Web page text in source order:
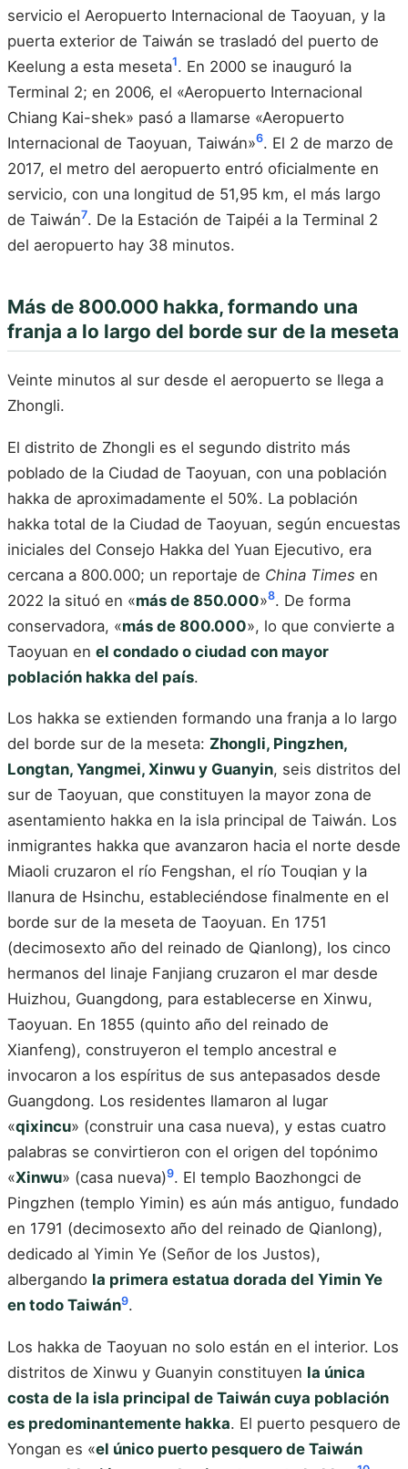
servicio el Aeropuerto Internacional de Taoyuan, y la
puerta exterior de Taiwán se trasladó del puerto de
Keelung a esta meseta1. En 2000 se inauguró la
Terminal 2; en 2006, el «Aeropuerto Internacional
Chiang Kai-shek» pasó a llamarse «Aeropuerto
Internacional de Taoyuan, Taiwán»6. El 2 de marzo de
2017, el metro del aeropuerto entró oficialmente en
servicio, con una longitud de 51,95 km, el más largo
de Taiwán7. De la Estación de Taipéi a la Terminal 2
del aeropuerto hay 38 minutos.
Más de 800.000 hakka, formando una
franja a lo largo del borde sur de la meseta
Veinte minutos al sur desde el aeropuerto se llega a
Zhongli.
El distrito de Zhongli es el segundo distrito más
poblado de la Ciudad de Taoyuan, con una población
hakka de aproximadamente el 50%. La población
hakka total de la Ciudad de Taoyuan, según encuestas
iniciales del Consejo Hakka del Yuan Ejecutivo, era
cercana a 800.000; un reportaje de China Times en
2022 la situó en «más de 850.000»8. De forma
conservadora, «más de 800.000», lo que convierte a
Taoyuan en el condado o ciudad con mayor
población hakka del país.
Los hakka se extienden formando una franja a lo largo
del borde sur de la meseta: Zhongli, Pingzhen,
Longtan, Yangmei, Xinwu y Guanyin, seis distritos del
sur de Taoyuan, que constituyen la mayor zona de
asentamiento hakka en la isla principal de Taiwán. Los
inmigrantes hakka que avanzaron hacia el norte desde
Miaoli cruzaron el río Fengshan, el río Touqian y la
llanura de Hsinchu, estableciéndose finalmente en el
borde sur de la meseta de Taoyuan. En 1751
(decimosexto año del reinado de Qianlong), los cinco
hermanos del linaje Fanjiang cruzaron el mar desde
Huizhou, Guangdong, para establecerse en Xinwu,
Taoyuan. En 1855 (quinto año del reinado de
Xianfeng), construyeron el templo ancestral e
invocaron a los espíritus de sus antepasados desde
Guangdong. Los residentes llamaron al lugar
«qixincu» (construir una casa nueva), y estas cuatro
palabras se convirtieron con el origen del topónimo
«Xinwu» (casa nueva)9. El templo Baozhongci de
Pingzhen (templo Yimin) es aún más antiguo, fundado
en 1791 (decimosexto año del reinado de Qianlong),
dedicado al Yimin Ye (Señor de los Justos),
albergando la primera estatua dorada del Yimin Ye
en todo Taiwán9.
Los hakka de Taoyuan no solo están en el interior. Los
distritos de Xinwu y Guanyin constituyen la única
costa de la isla principal de Taiwán cuya población
es predominantemente hakka. El puerto pesquero de
Yongan es «el único puerto pesquero de Taiwán